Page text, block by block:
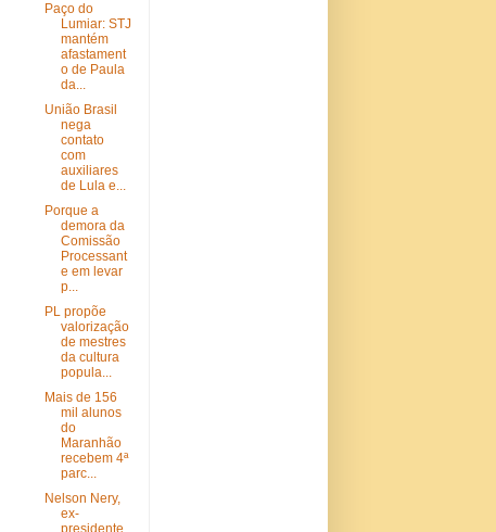
Paço do
Lumiar: STJ
mantém
afastament
o de Paula
da...
União Brasil
nega
contato
com
auxiliares
de Lula e...
Porque a
demora da
Comissão
Processant
e em levar
p...
PL propõe
valorização
de mestres
da cultura
popula...
Mais de 156
mil alunos
do
Maranhão
recebem 4ª
parc...
Nelson Nery,
ex-
presidente